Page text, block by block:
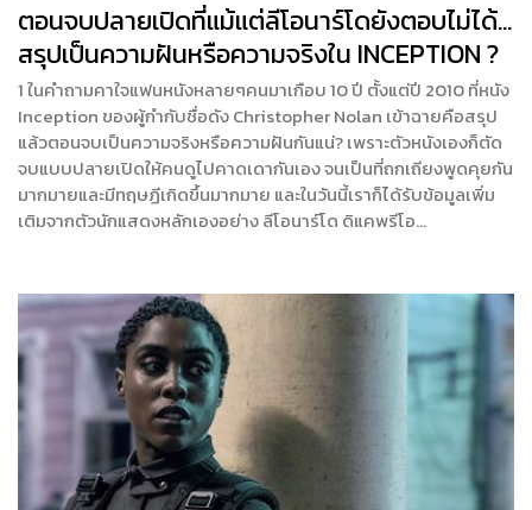
ตอนจบปลายเปิดที่แม้แต่ลีโอนาร์โดยังตอบไม่ได้…
สรุปเป็นความฝันหรือความจริงใน INCEPTION ?
1 ในคำถามคาใจแฟนหนังหลายๆคนมาเกือบ 10 ปี ตั้งแต่ปี 2010 ที่หนัง
Inception ของผู้กำกับชื่อดัง Christopher Nolan เข้าฉายคือสรุป
แล้วตอนจบเป็นความจริงหรือความฝันกันแน่? เพราะตัวหนังเองก็ตัด
จบแบบปลายเปิดให้คนดูไปคาดเดากันเอง จนเป็นที่ถกเถียงพูดคุยกัน
มากมายและมีทฤษฏีเกิดขึ้นมากมาย และในวันนี้เราก็ได้รับข้อมูลเพิ่ม
เติมจากตัวนักแสดงหลักเองอย่าง ลีโอนาร์โด ดิแคพรีโอ…